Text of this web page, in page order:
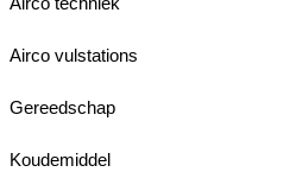
Airco vulstations
Gereedschap
Koudemiddel